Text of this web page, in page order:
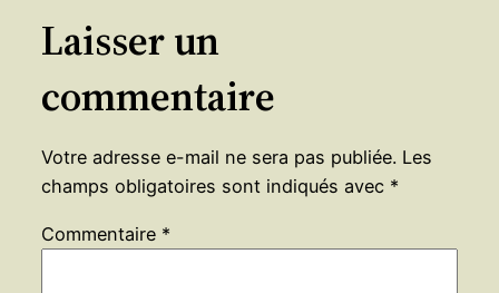
Laisser un
commentaire
Votre adresse e-mail ne sera pas publiée. Les
champs obligatoires sont indiqués avec *
Commentaire *